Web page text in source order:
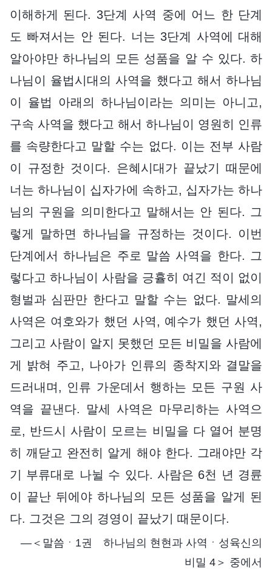
이해하게 된다. 3단계 사역 중에 어느 한 단계
도 빠져서는 안 된다. 너는 3단계 사역에 대해
알아야만 하나님의 모든 성품을 알 수 있다. 하
나님이 율법시대의 사역을 했다고 해서 하나님
이 율법 아래의 하나님이라는 의미는 아니고,
구속 사역을 했다고 해서 하나님이 영원히 인류
를 속량한다고 말할 수는 없다. 이는 전부 사람
이 규정한 것이다. 은혜시대가 끝났기 때문에
너는 하나님이 십자가에 속하고, 십자가는 하나
님의 구원을 의미한다고 말해서는 안 된다. 그
렇게 말하면 하나님을 규정하는 것이다. 이번
단계에서 하나님은 주로 말씀 사역을 한다. 그
렇다고 하나님이 사람을 긍휼히 여긴 적이 없이
형벌과 심판만 한다고 말할 수는 없다. 말세의
사역은 여호와가 했던 사역, 예수가 했던 사역,
그리고 사람이 알지 못했던 모든 비밀을 사람에
게 밝혀 주고, 나아가 인류의 종착지와 결말을
드러내며, 인류 가운데서 행하는 모든 구원 사
역을 끝낸다. 말세 사역은 마무리하는 사역으
로, 반드시 사람이 모르는 비밀을 다 열어 분명
히 깨닫고 완전히 알게 해야 한다. 그래야만 각
기 부류대로 나뉠 수 있다. 사람은 6천 년 경륜
이 끝난 뒤에야 하나님의 모든 성품을 알게 된
다. 그것은 그의 경영이 끝났기 때문이다.
―＜말씀ㆍ1권 하나님의 현현과 사역ㆍ성육신의
비밀 4＞ 중에서